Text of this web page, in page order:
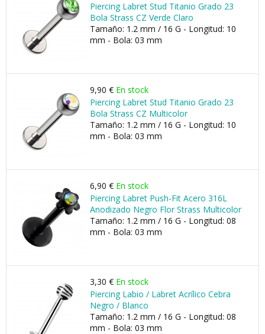
Piercing Labret Stud Titanio Grado 23
Bola Strass CZ Verde Claro
Tamaño: 1.2 mm / 16 G - Longitud: 10
mm - Bola: 03 mm
9,90 € En stock
Piercing Labret Stud Titanio Grado 23
Bola Strass CZ Multicolor
Tamaño: 1.2 mm / 16 G - Longitud: 10
mm - Bola: 03 mm
6,90 € En stock
Piercing Labret Push-Fit Acero 316L
Anodizado Negro Flor Strass Multicolor
Tamaño: 1.2 mm / 16 G - Longitud: 08
mm - Bola: 03 mm
3,30 € En stock
Piercing Labio / Labret Acrílico Cebra
Negro / Blanco
Tamaño: 1.2 mm / 16 G - Longitud: 08
mm - Bola: 03 mm